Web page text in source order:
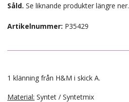
Såld. Se liknande produkter längre ner.
Artikelnummer: P35429
1 klänning från H&M i skick A.
Material: Syntet / Syntetmix